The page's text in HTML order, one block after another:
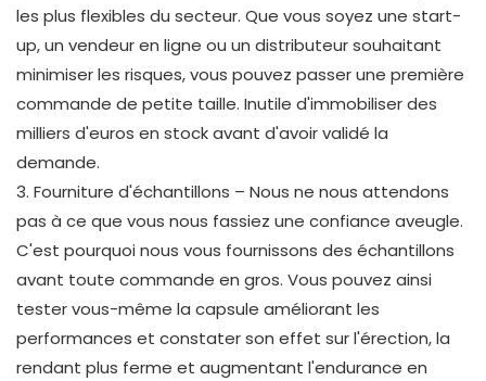
les plus flexibles du secteur. Que vous soyez une start-
up, un vendeur en ligne ou un distributeur souhaitant
minimiser les risques, vous pouvez passer une première
commande de petite taille. Inutile d'immobiliser des
milliers d'euros en stock avant d'avoir validé la
demande.
3. Fourniture d'échantillons – Nous ne nous attendons
pas à ce que vous nous fassiez une confiance aveugle.
C'est pourquoi nous vous fournissons des échantillons
avant toute commande en gros. Vous pouvez ainsi
tester vous-même la capsule améliorant les
performances et constater son effet sur l'érection, la
rendant plus ferme et augmentant l'endurance en